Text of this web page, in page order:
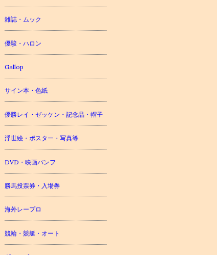
雑誌・ムック
優駿・ハロン
Gallop
サイン本・色紙
優勝レイ・ゼッケン・記念品・帽子
浮世絵・ポスター・写真等
DVD・映画パンフ
勝馬投票券・入場券
海外レープロ
競輪・競艇・オート